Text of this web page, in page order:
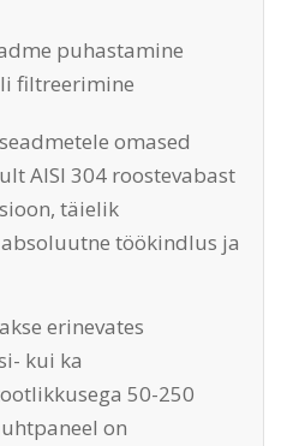
puhastamine
filtreerimine
omased
AISI 304 roostevabast
täielik
töökindlus ja
erinevates
kui ka
50-250
on